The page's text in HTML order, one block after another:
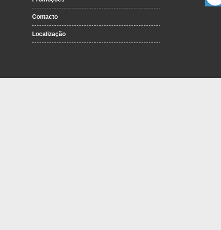
Contacto
Localização